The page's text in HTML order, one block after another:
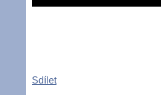
Sdílet